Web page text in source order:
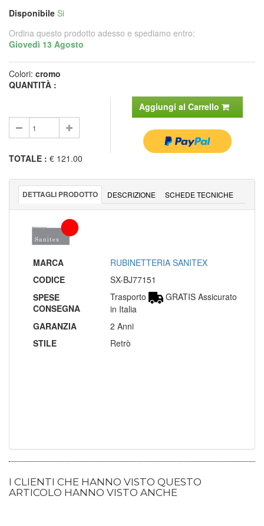
Disponibile Si
Ordina questo prodotto adesso e spediamo entro:
Giovedì 13 Agosto
Colori: cromo
QUANTITÀ :
Aggiungi al Carrello
TOTALE : € 121.00
DETTAGLI PRODOTTO DESCRIZIONE SCHEDE TECNICHE
MARCA
RUBINETTERIA SANITEX
CODICE
SX-BJ77151
SPESE
CONSEGNA
Trasporto
GRATIS Assicurato
in Italia
GARANZIA
2 Anni
STILE
Retrò
I CLIENTI CHE HANNO VISTO QUESTO
ARTICOLO HANNO VISTO ANCHE